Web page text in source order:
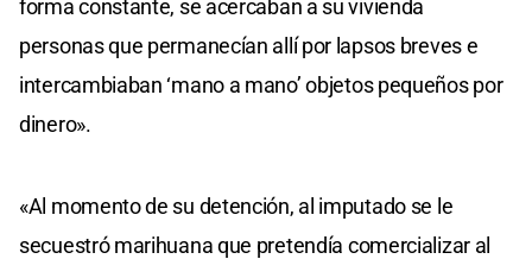
forma constante, se acercaban a su vivienda
personas que permanecían allí por lapsos breves e
intercambiaban ‘mano a mano’ objetos pequeños por
dinero».
«Al momento de su detención, al imputado se le
secuestró marihuana que pretendía comercializar al